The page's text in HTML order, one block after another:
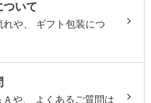
ついて
や、
ギフト包装につ
や、 よくあるご質問は